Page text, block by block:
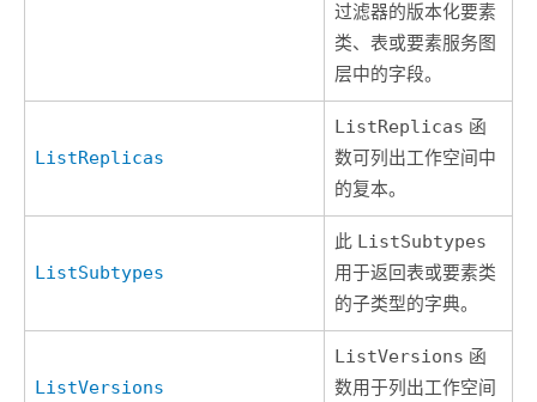
过滤器的版本化要素
类、表或要素服务图
层中的字段。
ListReplicas
ListReplicas 函
数可列出工作空间中
的复本。
ListSubtypes
此 ListSubtypes
用于返回表或要素类
的子类型的字典。
ListVersions
ListVersions 函
数用于列出工作空间